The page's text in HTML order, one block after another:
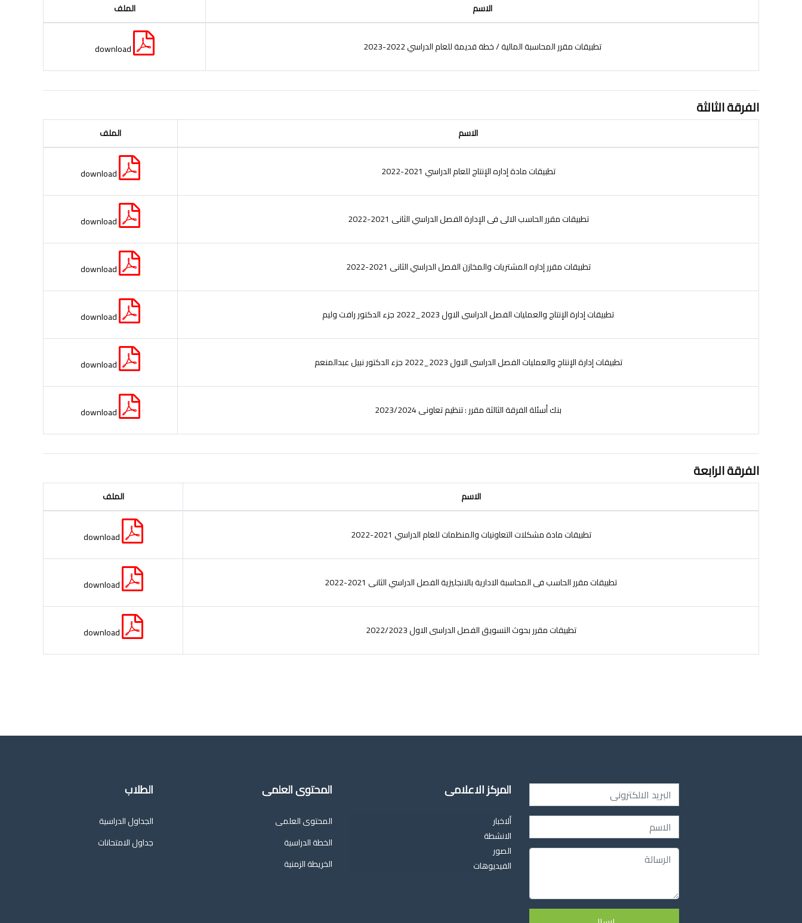
الملف الاسم
download تطبيقات مقرر المحاسبة المالية / خطة قديمة للعام الدراسي 2022-2023
الفرقة الثالثة
الملف الاسم
download تطبيقات مادة إداره الإنتاج للعام الدراسي 2021-2022
download تطبيقات مقرر الحاسب الالى فى الإدارة الفصل الدراسي الثانى 2021-2022
download تطبيقات مقرر إداره المشتريات والمخازن الفصل الدراسي الثانى 2021-2022
download تطبيقات إدارة الإنتاج والعمليات الفصل الدراسى الاول 2023_2022 جزء الدكتور رافت وليم
download تطبيقات إدارة الإنتاج والعمليات الفصل الدراسى الاول 2023_2022 جزء الدكتور نبيل عبدالمنعم
download بنك أسئلة الفرقة الثالثة مقرر : تنظيم تعاونى 2023/2024
الفرقة الرابعة
الملف الاسم
download تطبيقات مادة مشكلات التعاونيات والمنظمات للعام الدراسي 2021-2022
download تطبيقات مقرر الحاسب فى المحاسبة الادارية بالانجليزية الفصل الدراسي الثانى 2021-2022
download تطبيقات مقرر بحوث التسويق الفصل الدراسى الاول 2022/2023
الطلاب
الجداول الدراسية
جداول الامتحانات
المحتوى العلمى
المحتوى العلمى
الخطة الدراسية
الخريطة الزمنية
المركز الاعلامى
ألاخبار
الانشطة
الصور
الفيديوهات